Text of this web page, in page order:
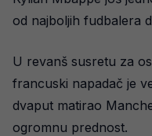
od najboljih fudbalera
U revanš susretu za
francuski napadač je
dvaput matirao
ogromnu prednost.